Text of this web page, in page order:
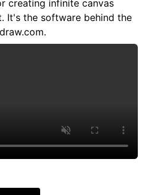
creating infinite canvas
It's the software behind the